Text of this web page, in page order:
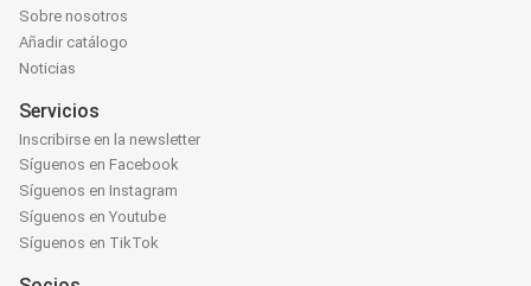
Sobre nosotros
Añadir catálogo
Noticias
Servicios
Inscribirse en la newsletter
Síguenos en Facebook
Síguenos en Instagram
Síguenos en Youtube
Síguenos en TikTok